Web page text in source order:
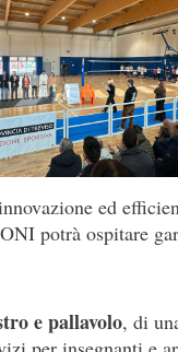
ed
potrà ospitare
e pallavolo, di